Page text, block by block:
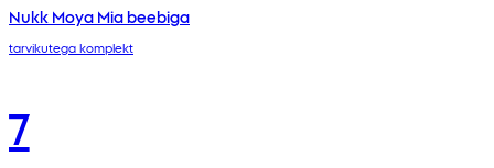
Nukk Moya Mia beebiga
tarvikutega komplekt
7